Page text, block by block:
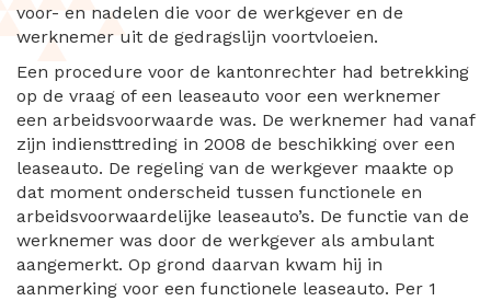
voor- en nadelen die voor de werkgever en de
werknemer uit de gedragslijn voortvloeien.
Een procedure voor de kantonrechter had betrekking
op de vraag of een leaseauto voor een werknemer
een arbeidsvoorwaarde was. De werknemer had vanaf
zijn indiensttreding in 2008 de beschikking over een
leaseauto. De regeling van de werkgever maakte op
dat moment onderscheid tussen functionele en
arbeidsvoorwaardelijke leaseauto’s. De functie van de
werknemer was door de werkgever als ambulant
aangemerkt. Op grond daarvan kwam hij in
aanmerking voor een functionele leaseauto. Per 1